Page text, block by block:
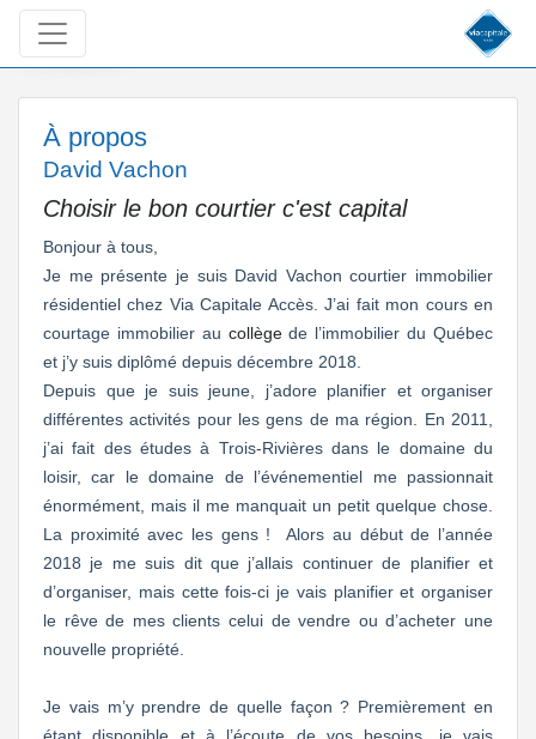
À propos
À propos
David Vachon
Choisir le bon courtier c'est capital
Bonjour à tous,
Je me présente je suis David Vachon courtier immobilier
résidentiel chez Via Capitale Accès. J’ai fait mon cours en
courtage immobilier au collègede l’immobilier du Québec
et j’y suis diplômé depuis décembre 2018.
Depuis que je suis jeune, j’adore planifier et organiser
différentes activités pour les gens de ma région. En 2011,
j’ai fait des études à Trois-Rivières dans le domaine du
loisir, car le domaine de l’événementiel me passionnait
énormément, mais il me manquait un petit quelque chose.
La proximité avec les gens ! Alors au début de l’année
2018 je me suis dit que j’allais continuer de planifier et
d’organiser, mais cette fois-ci je vais planifier et organiser
le rêve de mes clients celui de vendre ou d’acheter une
nouvelle propriété.
Je vais m’y prendre de quelle façon ? Premièrement en